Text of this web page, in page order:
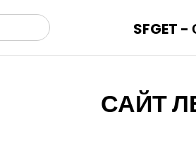
SFGET
САЙТ